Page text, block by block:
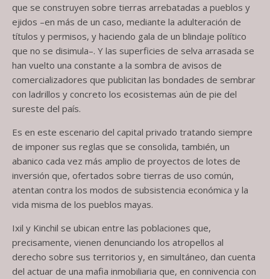
que se construyen sobre tierras arrebatadas a pueblos y
ejidos –en más de un caso, mediante la adulteración de
títulos y permisos, y haciendo gala de un blindaje político
que no se disimula–. Y las superficies de selva arrasada se
han vuelto una constante a la sombra de avisos de
comercializadores que publicitan las bondades de sembrar
con ladrillos y concreto los ecosistemas aún de pie del
sureste del país.
Es en este escenario del capital privado tratando siempre
de imponer sus reglas que se consolida, también, un
abanico cada vez más amplio de proyectos de lotes de
inversión que, ofertados sobre tierras de uso común,
atentan contra los modos de subsistencia económica y la
vida misma de los pueblos mayas.
Ixil y Kinchil se ubican entre las poblaciones que,
precisamente, vienen denunciando los atropellos al
derecho sobre sus territorios y, en simultáneo, dan cuenta
del actuar de una mafia inmobiliaria que, en connivencia con